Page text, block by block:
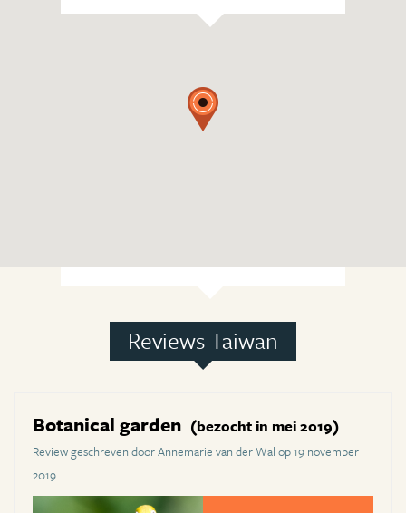
Reviews Taiwan
Botanical garden (bezocht in mei 2019)
Review geschreven door Annemarie van der Wal op 19 november
2019